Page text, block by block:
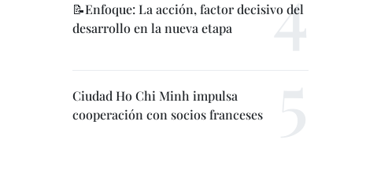
📝Enfoque: La acción, factor decisivo del
desarrollo en la nueva etapa
Ciudad Ho Chi Minh impulsa
cooperación con socios franceses